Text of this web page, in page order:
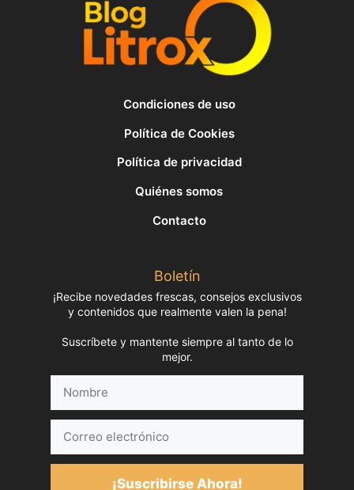
Condiciones de uso
Política de Cookies
Política de privacidad
Quiénes somos
Contacto
Boletín
¡Recibe novedades frescas, consejos exclusivos
y contenidos que realmente valen la pena!
Suscríbete y mantente siempre al tanto de lo
mejor.
electrónico
¡Suscribirse Ahora!